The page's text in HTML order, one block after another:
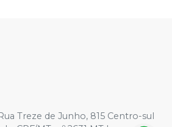
Treze de Junho, 815 Centro-sul